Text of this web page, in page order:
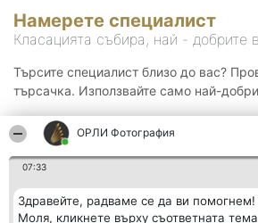
ОРЛИ Фотография
07:33
Здравейте, радваме се да ви помогнем!
Моля, кликнете върху съответната
Намерете специалист
Класацията събира, най - добрите
Търсите специалист близо до вас?
търсачка. Използвайте само най-